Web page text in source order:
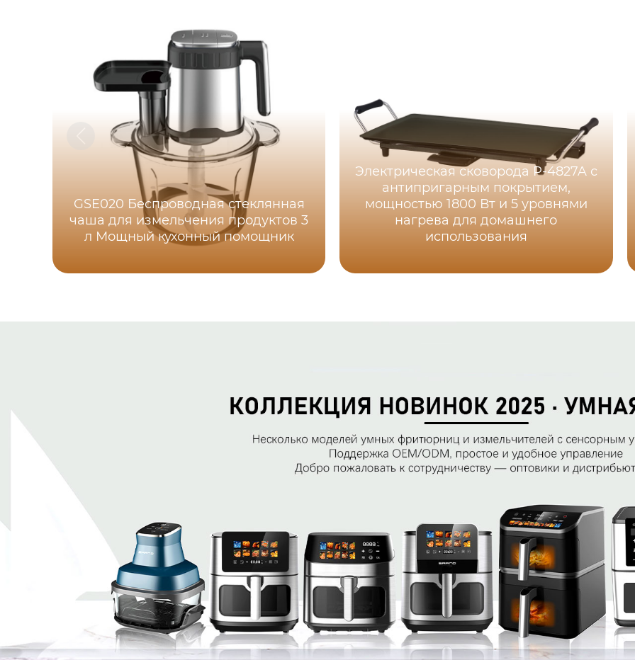
GSE020 Беспроводная стеклянная
чаша для измельчения продуктов 3
л Мощный кухонный помощник
Электрическая сковорода P-4827A с
антипригарным покрытием,
мощностью 1800 Вт и 5 уровнями
нагрева для домашнего
использования